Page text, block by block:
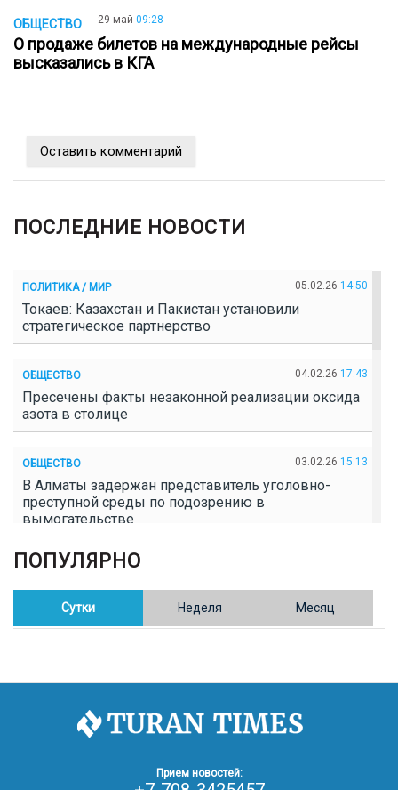
ОБЩЕСТВО 29 май 09:28
О продаже билетов на международные рейсы
высказались в КГА
Оставить комментарий
ПОСЛЕДНИЕ НОВОСТИ
ПОЛИТИКА / МИР 05.02.26 14:50
Токаев: Казахстан и Пакистан установили
стратегическое партнерство
ОБЩЕСТВО 04.02.26 17:43
Пресечены факты незаконной реализации оксида
азота в столице
ОБЩЕСТВО 03.02.26 15:13
В Алматы задержан представитель уголовно-
преступной среды по подозрению в
вымогательстве
ОБЩЕСТВО
Полицейские пресекли незаконное выращивание
конопли в Таразе
8 тыс. жителей Степногорска получили перерасчёт
за тепло после проверки прокуратуры
ПОПУЛЯРНО
Сутки Неделя Месяц
Прием новостей: